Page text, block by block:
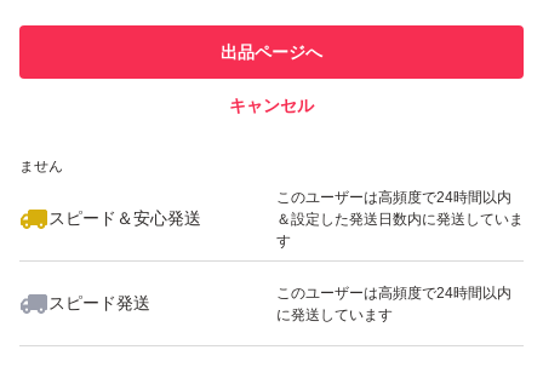
での取引実績があります
ません
スピード＆安心発送
このユーザーは高頻度で24時間以内
＆設定した発送日数内に発送していま
す
スピード発送
このユーザーは高頻度で24時間以内
に発送しています
出品ページへ
キャンセル
いいね！
2,000